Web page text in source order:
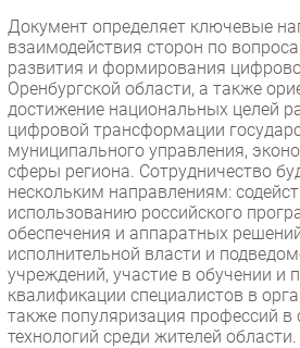
Мероприятия
Проекты
IT класс
Тестовый стенд
Каталог компаний
Документ определяет ключевые
взаимодействия сторон по
развития и формирования
Оренбургской области, а также
достижение национальных целей
цифровой трансформации
муниципального управления,
сферы региона. Сотрудничество
нескольким направлениям:
использованию российского
обеспечения и аппаратных
исполнительной власти и
учреждений, участие в обучении и
квалификации специалистов в
также популяризация профессий
технологий среди жителей области.